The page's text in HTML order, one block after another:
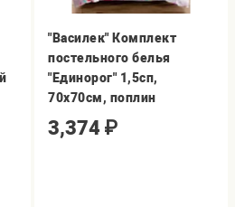
"Василек" Комплект
постельного белья
"Единорог" 1,5сп,
70х70см, поплин
3,374 ₽